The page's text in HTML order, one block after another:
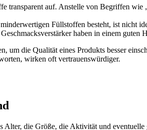
trans­pa­rent auf. Anstel­le von Begrif­fen
Füll­stof­fen besteht, ist nicht
haben in einem guten
um die Qua­li­tät eines Pro­dukts bes­ser
wir­ken oft ver­trau­ens­wür­di­ger.
Alter, die Grö­ße, die Akti­vi­tät und